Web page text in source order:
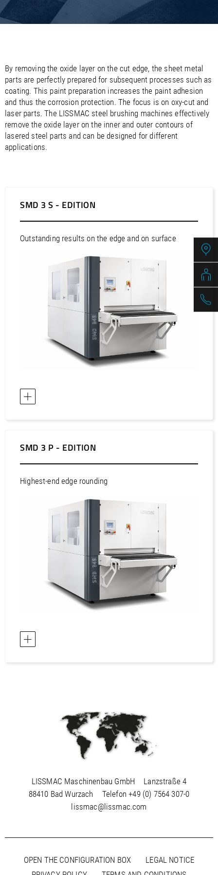
Iceland/EN
Latvia/EN
Liechtenstein/EN DE
Lithuania/EN
Luxembourg/EN DE FR
Malta /EN
Netherlands/ EN NL
Norway/EN
Slovakia
Slovenia/EN
Sweden/EN
Switzerland/EN DE
Ukraine/
EN
United Kingdom
/
EN
Singapore/
Uzbekistan/EN
Viet Nam/EN
By removing the oxide layer on the cut edge, the sheet metal
parts are perfectly prepared for subsequent processes such as
coating. This paint preparation increases the paint adhesion
and thus the corrosion protection. The focus is on oxy-cut and
laser parts. The LISSMAC steel brushing machines effectively
remove the oxide layer on the inner and outer contours of
lasered steel parts and can be designed for different
applications.
SMD 3 S - EDITION
Outstanding results on the edge and on surface
SMD 3 P - EDITION
Highest-end edge rounding
LISSMAC Maschinenbau GmbH
Lanzstraße 4
88410 Bad Wurzach
Telefon+49 (0) 7564 307-0
lissmac@lissmac.com
OPEN THE CONFIGURATION BOX
LEGAL NOTICE